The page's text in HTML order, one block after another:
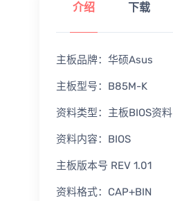
介绍 下载
主板品牌：华硕Asus
主板型号：B85M-K
资料类型：主板BIOS资料
资料内容：BIOS
主板版本号 REV 1.01
资料格式：CAP+BIN